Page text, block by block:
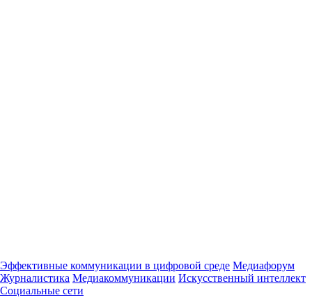
Эффективные коммуникации в цифровой среде Медиафорум
Журналистика Медиакоммуникации Искусственный интеллект
Социальные сети